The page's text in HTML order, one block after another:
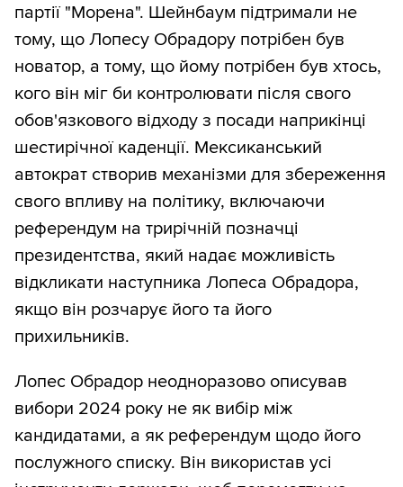
партії "Морена". Шейнбаум підтримали не
тому, що Лопесу Обрадору потрібен був
новатор, а тому, що йому потрібен був хтось,
кого він міг би контролювати після свого
обов'язкового відходу з посади наприкінці
шестирічної каденції. Мексиканський
автократ створив механізми для збереження
свого впливу на політику, включаючи
референдум на трирічній позначці
президентства, який надає можливість
відкликати наступника Лопеса Обрадора,
якщо він розчарує його та його
прихильників.
Лопес Обрадор неодноразово описував
вибори 2024 року не як вибір між
кандидатами, а як референдум щодо його
послужного списку. Він використав усі